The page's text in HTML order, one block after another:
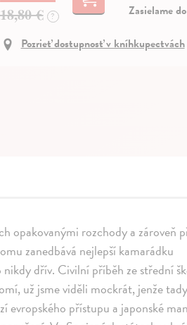
18,80 € ?
Zasielame
Pozrieť dostupnosť v kníhkupectvách
opakovanými rozchody a zároveň
zanedbává nejlepší kamarádku
dřív. Civilní příběh ze střední
už jsme viděli mockrát, jenže
přístupu a japonské